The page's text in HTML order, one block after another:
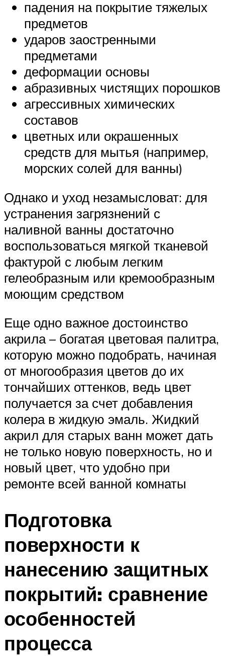
падения на покрытие тяжелых
предметов
ударов заостренными
предметами
деформации основы
абразивных чистящих порошков
агрессивных химических
составов
цветных или окрашенных
средств для мытья (например,
морских солей для ванны)
Однако и уход незамысловат: для
устранения загрязнений с
наливной ванны достаточно
воспользоваться мягкой тканевой
фактурой с любым легким
гелеобразным или кремообразным
моющим средством
Еще одно важное достоинство
акрила – богатая цветовая палитра,
которую можно подобрать, начиная
от многообразия цветов до их
тончайших оттенков, ведь цвет
получается за счет добавления
колера в жидкую эмаль. Жидкий
акрил для старых ванн может дать
не только новую поверхность, но и
новый цвет, что удобно при
ремонте всей ванной комнаты
Подготовка
поверхности к
нанесению защитных
покрытий: сравнение
особенностей
процесса